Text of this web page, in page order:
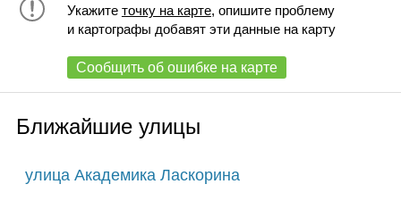
Укажите точку на карте, опишите проблему
и картографы добавят эти данные на карту
Сообщить об ошибке на карте
Ближайшие улицы
улица Академика Ласкорина